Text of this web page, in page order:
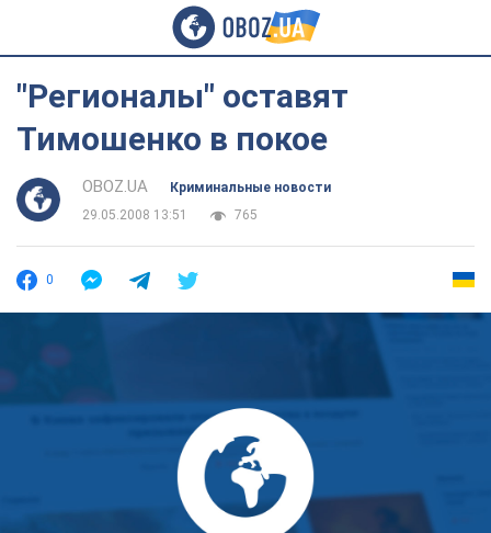
"Регионалы" оставят
Тимошенко в покое
OBOZ.UA
Криминальные новости
29.05.2008 13:51
765
0